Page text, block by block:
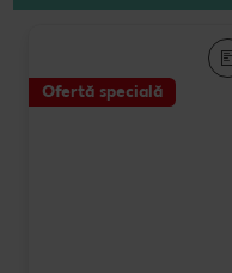
Ofertă specială